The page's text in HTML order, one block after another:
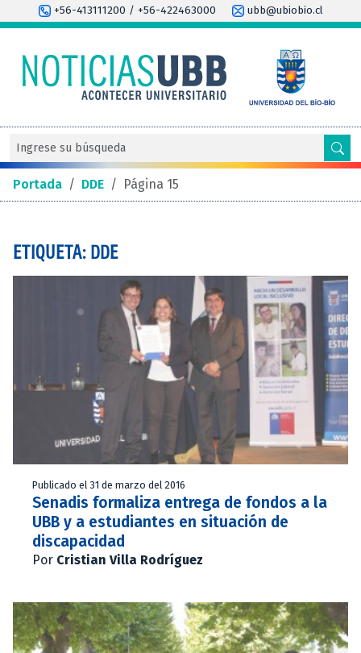
+56-413111200 / +56-422463000 ubb@ubiobio.cl
Portada / DDE / Página 15
ETIQUETA: DDE
Publicado el 31 de marzo del 2016
Senadis formaliza entrega de fondos a la
UBB y a estudiantes en situación de
discapacidad
Por Cristian Villa Rodríguez